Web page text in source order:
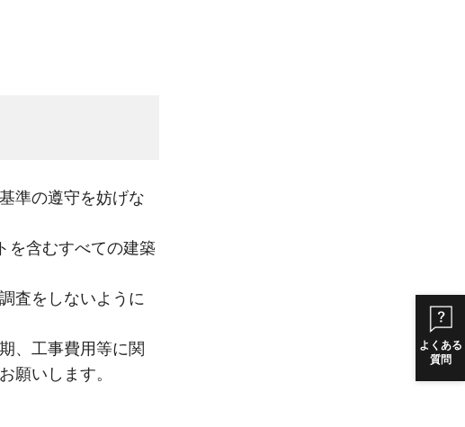
よくある
質問
準の遵守を妨げな
を含むすべての建築
査をしないように
、工事費用等に関
願いします。